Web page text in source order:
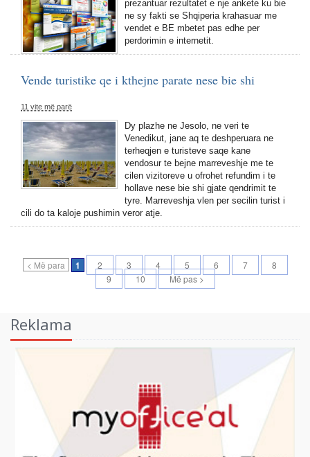
prezantuar rezultatet e nje ankete ku bie
ne sy fakti se Shqiperia krahasuar me
vendet e BE mbetet pas edhe per
perdorimin e internetit.
Vende turistike qe i kthejne parate nese bie shi
11 vite më parë
Dy plazhe ne Jesolo, ne veri te
Venedikut, jane aq te deshperuara ne
terheqjen e turisteve saqe kane
vendosur te bejne marreveshje me te
cilen vizitoreve u ofrohet refundim i te
hollave nese bie shi gjate qendrimit te
tyre. Marreveshja vlen per secilin turist i
cili do ta kaloje pushimin veror atje.
< Më para 1 2 3 4 5 6 7
8
9
10 Më pas >
Reklama